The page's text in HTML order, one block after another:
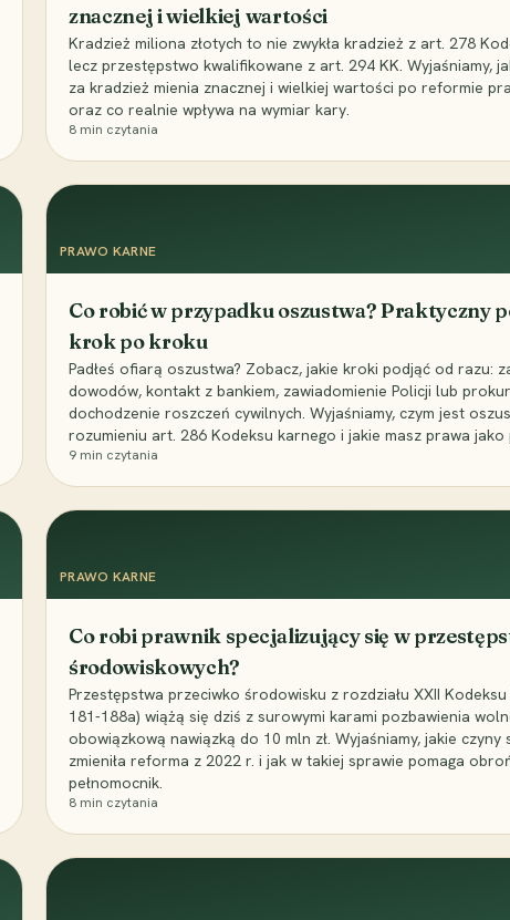
znacznej i wielkiej wartości
Kradzież miliona złotych to nie zwykła kradzież z art. 278
lecz przestępstwo kwalifikowane z art. 294 KK. Wyjaśniamy,
za kradzież mienia znacznej i wielkiej wartości po reformie
oraz co realnie wpływa na wymiar kary.
8 min czytania
PRAWO KARNE
Co robić w przypadku oszustwa? Praktyczny
krok po kroku
Padłeś ofiarą oszustwa? Zobacz, jakie kroki podjąć od razu:
dowodów, kontakt z bankiem, zawiadomienie Policji lub
dochodzenie roszczeń cywilnych. Wyjaśniamy, czym jest
rozumieniu art. 286 Kodeksu karnego i jakie masz prawa jako
9 min czytania
PRAWO KARNE
Co robi prawnik specjalizujący się w
środowiskowych?
Przestępstwa przeciwko środowisku z rozdziału XXII
181-188a) wiążą się dziś z surowymi karami pozbawienia
obowiązkową nawiązką do 10 mln zł. Wyjaśniamy, jakie czyny
zmieniła reforma z 2022 r. i jak w takiej sprawie pomaga
pełnomocnik.
8 min czytania